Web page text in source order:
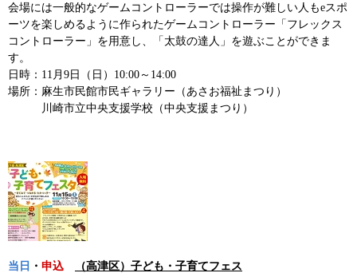
会場には一般的なゲームコントローラーでは操作が難しい人もeスポ
ーツを楽しめるように作られたゲームコントローラー「フレックス
コントローラー」を用意し、「太鼓の達人」を遊ぶことができま
す。
日時：11月9日（日）10:00～14:00
場所：麻生市民館市民ギャラリー（あさお福祉まつり）
川崎市立中央支援学校（中央支援まつり）
当日 ・ 申込
（高津区）子ども・子育てフェス